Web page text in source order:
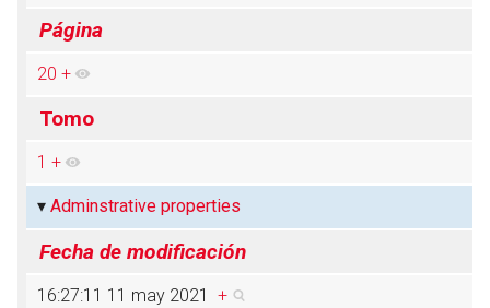
Página
20 +
Tomo
1 +
Adminstrative properties
Fecha de modificación
16:27:11 11 may 2021 +